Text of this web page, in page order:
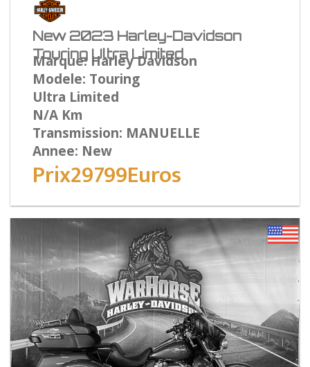
New 2023 Harley-Davidson
Touring Ultra Limited
Marque: Harley Davidson
Modele: Touring
Ultra Limited
N/A Km
Transmission: MANUELLE
Annee: New
Prix29799Euros